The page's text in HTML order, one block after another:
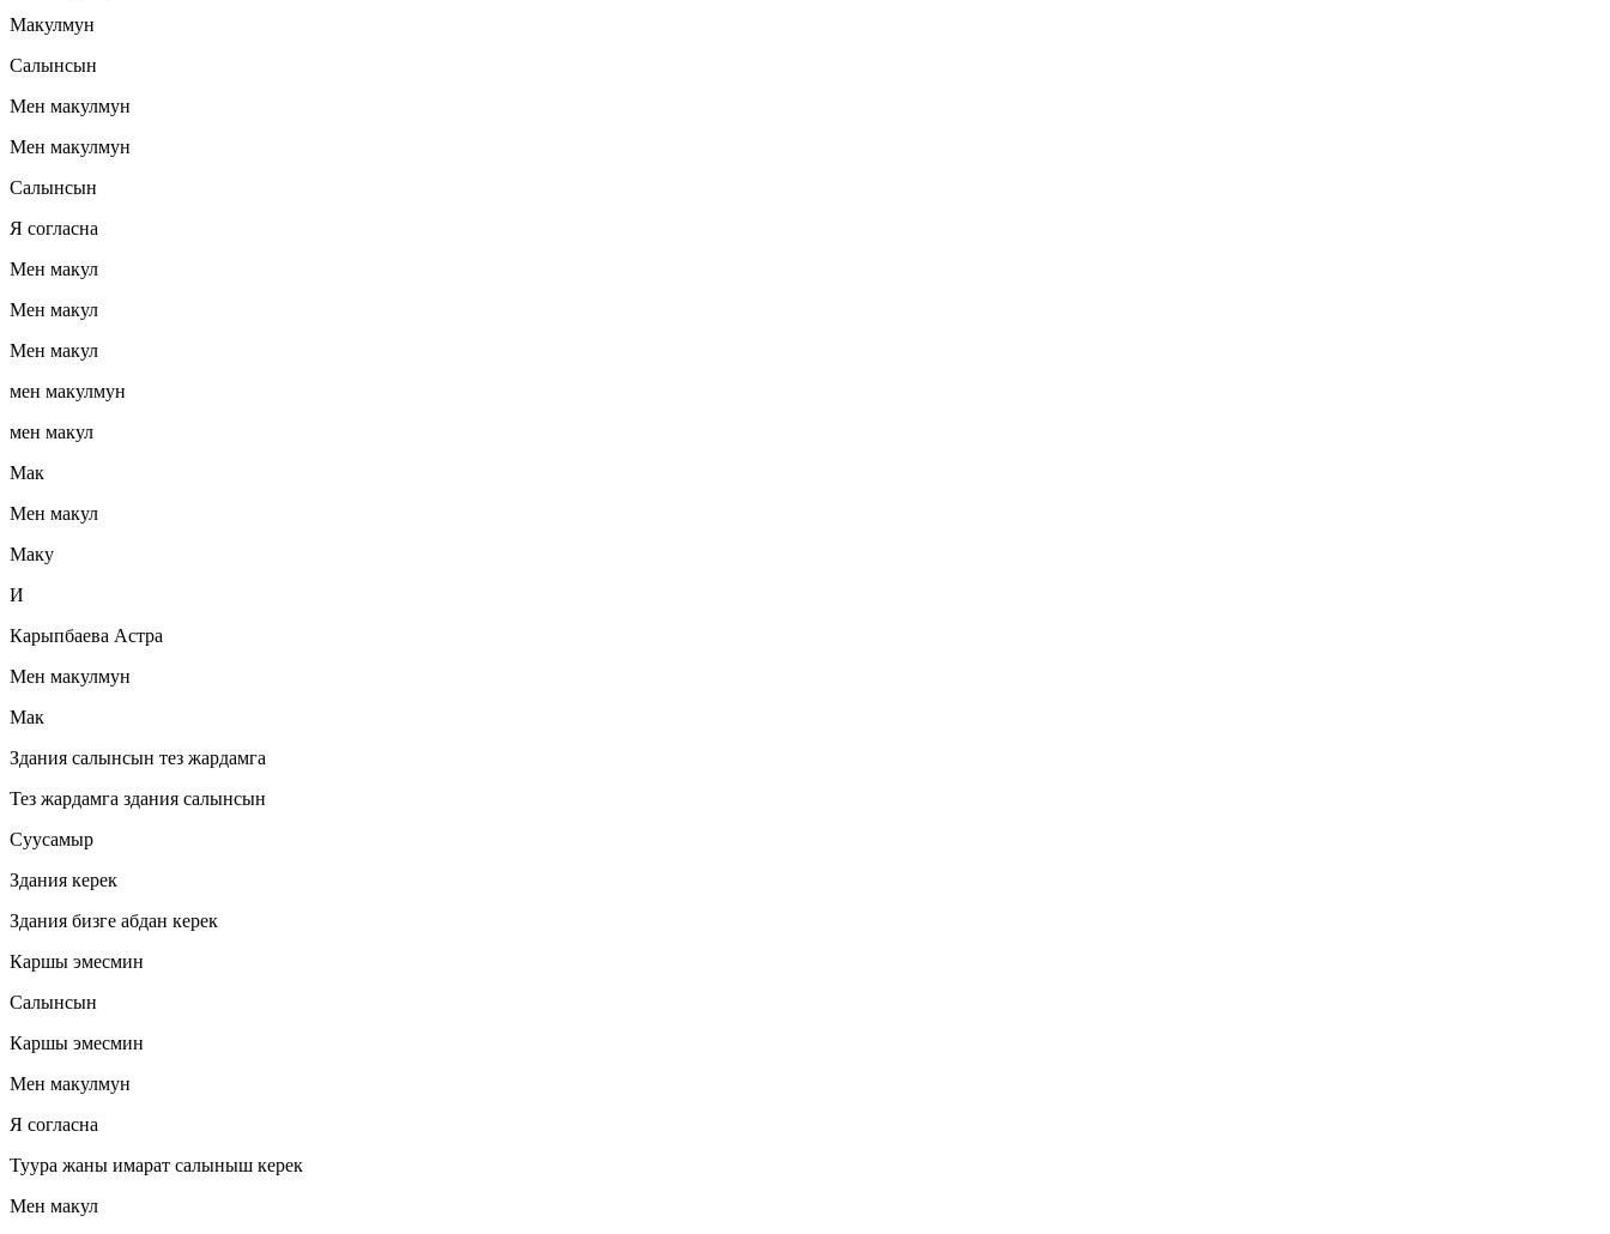
Макулмун
Салынсын
Мен макулмун
Мен макулмун
Салынсын
Я согласна
Мен макул
Мен макул
Мен макул
мен макулмун
мен макул
Мак
Мен макул
Маку
И
Карыпбаева Астра
Мен макулмун
Мак
Здания салынсын тез жардамга
Тез жардамга здания салынсын
Суусамыр
Здания керек
Здания бизге абдан керек
Каршы эмесмин
Салынсын
Каршы эмесмин
Мен макулмун
Я согласна
Туура жаны имарат салыныш керек
Мен макул